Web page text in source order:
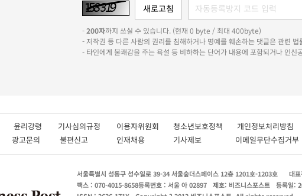
-200자까지 쓰실 수 있습니다. (현재 0 byte / 최대 400byte)
- 저작권 등 다른 사람의 권리를 침해하거나 명예를 훼손하는 댓글은 관련
- 타인에게 불쾌감을 주는 욕설 등 비하하는 단어가 내용에 포함되거나 인신
윤리강령 기사심의규정 이용자위원회 청소년보호정책 개인정보처리
광고문의 불편신고 인재채용 기사제보 이메일무단수집거부
서울특별시 성동구 성수일로 39-34 서울숲더스페이스 12층 1201호-1203호 대
팩스 : 070-4015-8658등록번호 : 서울 아 02897 제호: 비즈니스포스트 등록일: